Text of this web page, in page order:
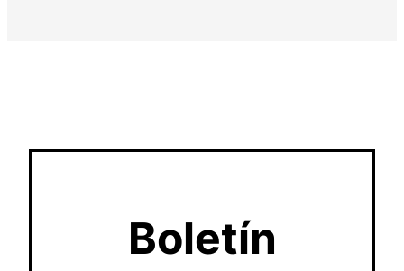
Boletín